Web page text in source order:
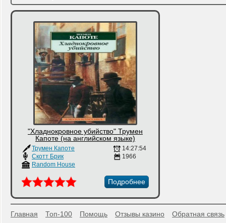
"Хладнокровное убийство" Трумен
Капоте (на английском языке)
Трумен Капоте
Скотт Брик
Random House
14:27:54
1966
Подробнее
Главная Топ-100 Помощь Отзывы казино Обратная связь